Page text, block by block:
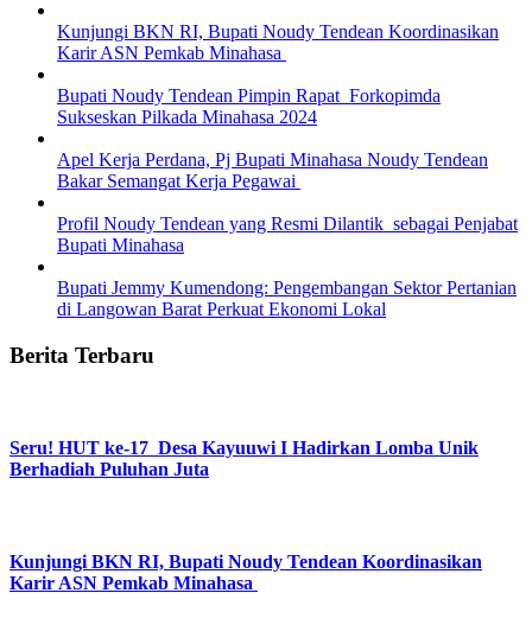
Kunjungi BKN RI, Bupati Noudy Tendean Koordinasikan
Karir ASN Pemkab Minahasa
Bupati Noudy Tendean Pimpin Rapat Forkopimda
Sukseskan Pilkada Minahasa 2024
Apel Kerja Perdana, Pj Bupati Minahasa Noudy Tendean
Bakar Semangat Kerja Pegawai
Profil Noudy Tendean yang Resmi Dilantik sebagai Penjabat
Bupati Minahasa
Bupati Jemmy Kumendong: Pengembangan Sektor Pertanian
di Langowan Barat Perkuat Ekonomi Lokal
Berita Terbaru
Seru! HUT ke-17 Desa Kayuuwi I Hadirkan Lomba Unik
Berhadiah Puluhan Juta
Kunjungi BKN RI, Bupati Noudy Tendean Koordinasikan
Karir ASN Pemkab Minahasa